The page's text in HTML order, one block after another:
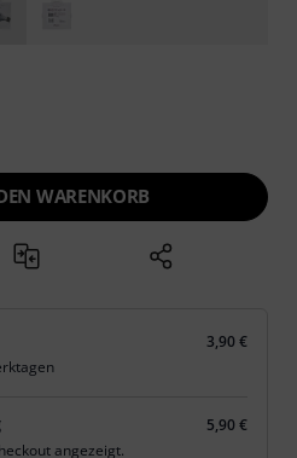
WARENKORB
3,90 €
5,90 €
angezeigt.